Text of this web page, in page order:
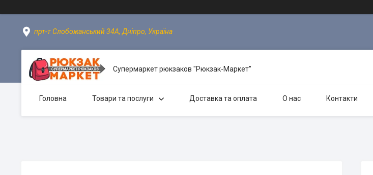
прт-т Слобожанський 34А, Дніпро, Україна
Супермаркет рюкзаков "Рюкзак-Маркет"
Головна Товари та послуги Доставка та оплата О нас Контакти